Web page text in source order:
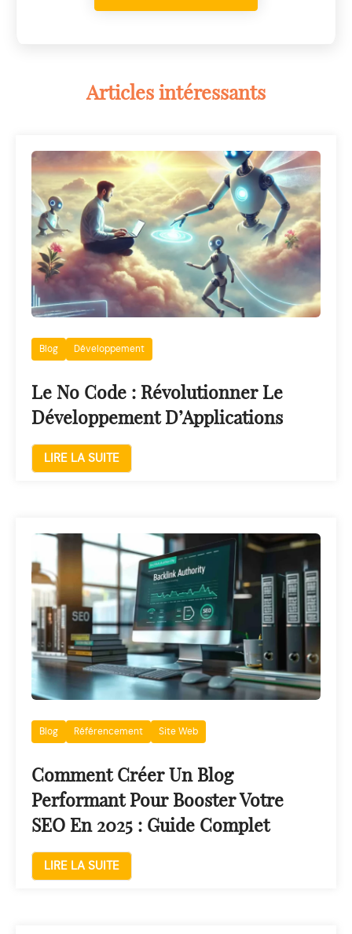
Articles intéressants
Blog Développement
Le No Code : Révolutionner Le
Développement D’Applications
LIRE LA SUITE
Blog Référencement Site Web
Comment Créer Un Blog
Performant Pour Booster Votre
SEO En 2025 : Guide Complet
LIRE LA SUITE